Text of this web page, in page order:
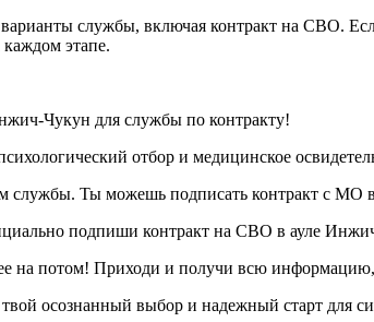
службы, включая контракт на СВО.
этапе.
Чукун для службы по контракту!
отбор и медицинское
службы. Ты можешь подписать контракт с
подпиши контракт на СВО в ауле
на потом! Приходи и получи всю
осознанный выбор и надежный старт для